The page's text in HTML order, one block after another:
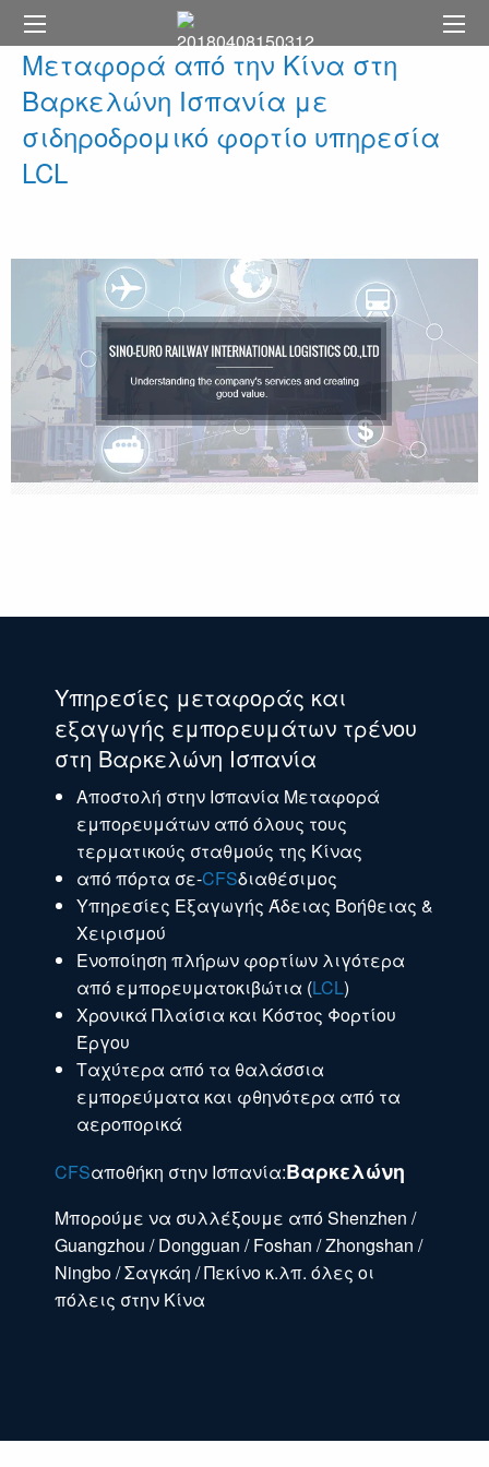
Μεταφορά από την Κίνα στη
Βαρκελώνη Ισπανία με
σιδηροδρομικό φορτίο υπηρεσία
LCL
Υπηρεσίες μεταφοράς και
εξαγωγής εμπορευμάτων τρένου
στη Βαρκελώνη Ισπανία
Αποστολή στην Ισπανία Μεταφορά
εμπορευμάτων από όλους τους
τερματικούς σταθμούς της Κίνας
από πόρτα σε-CFSδιαθέσιμος
Υπηρεσίες Εξαγωγής Άδειας Βοήθειας &
Χειρισμού
Ενοποίηση πλήρων φορτίων λιγότερα
από εμπορευματοκιβώτια (LCL)
Χρονικά Πλαίσια και Κόστος Φορτίου
Έργου
Ταχύτερα από τα θαλάσσια
εμπορεύματα και φθηνότερα από τα
αεροπορικά
CFSαποθήκη στην Ισπανία:Βαρκελώνη
Μπορούμε να συλλέξουμε από Shenzhen /
Guangzhou / Dongguan / Foshan / Zhongshan /
Ningbo / Σαγκάη / Πεκίνο κ.λπ. όλες οι
πόλεις στην Κίνα